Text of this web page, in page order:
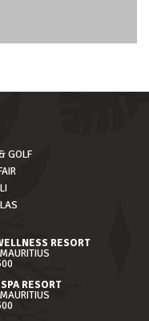
GOLF
RESORT
RESORT